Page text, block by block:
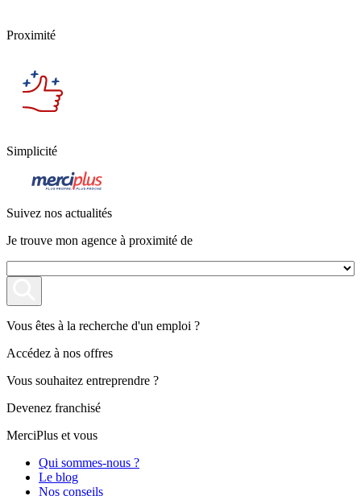
Proximité
Simplicité
Suivez nos actualités
Je trouve mon agence à proximité de
Vous êtes à la recherche d'un emploi ?
Accédez à nos offres
Vous souhaitez entreprendre ?
Devenez franchisé
MerciPlus et vous
Qui sommes-nous ?
Le blog
Nos conseils